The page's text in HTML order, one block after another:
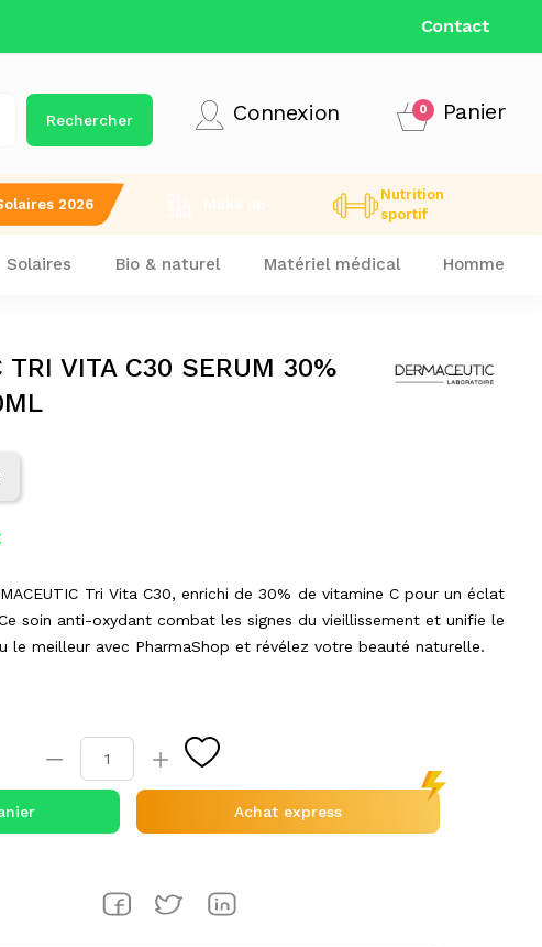
LIVRAISON GRATUITE
Contact
Rechercher Connexion Panier
0
2026
Nutrition
sportif
Solaires Bio & naturel Matériel médical Homme
TRI VITA C30 SERUM 30%
Tri Vita C30, enrichi de 30% de vitamine C pour un éclat
soin anti-oxydant combat les signes du vieillissement et unifie le
le meilleur avec PharmaShop et révélez votre beauté naturelle.
Achat express